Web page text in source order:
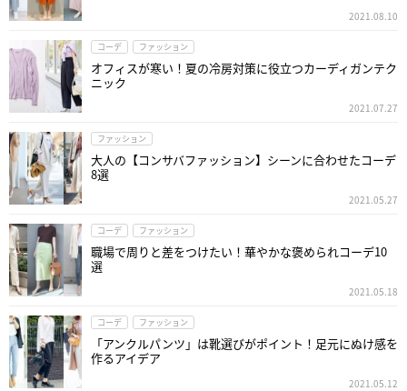
2021.08.10
コーデ ファッション
オフィスが寒い！夏の冷房対策に役立つカーディガンテク
ニック
2021.07.27
ファッション
大人の【コンサバファッション】シーンに合わせたコーデ
8選
2021.05.27
コーデ ファッション
職場で周りと差をつけたい！華やかな褒められコーデ10
選
2021.05.18
コーデ ファッション
「アンクルパンツ」は靴選びがポイント！足元にぬけ感を
作るアイデア
2021.05.12